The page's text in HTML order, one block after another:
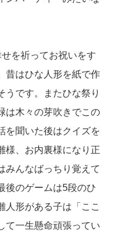
を祈ってお祝いをす
昔はひな人形を紙で作
うです。またひな祭り
は木々の芽吹きでこの
を聞いた後はクイズを
様、お内裏様になり正
みんなばっちり覚えて
後のゲームは5段のひ
人形がある子は「ここ
て一生懸命頑張ってい